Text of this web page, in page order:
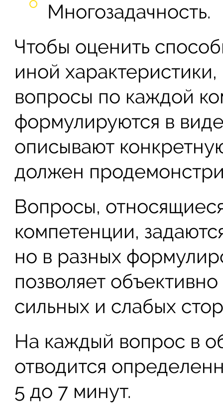
Многозадачность.
Чтобы оценить
иной
вопросы по каждой
формулируются в
описывают
должен
Вопросы,
компетенции,
но в разных
позволяет
сильных и слабых
На каждый вопрос в
отводится
5 до 7 минут.